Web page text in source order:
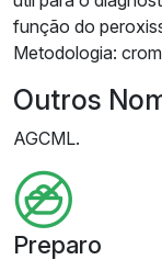
função do
Metodologia:
Outros
AGCML.
Preparo